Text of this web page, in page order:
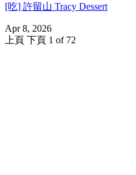
[吃] 許留山 Tracy Dessert
Apr 8, 2026
上頁 下頁 1 of 72